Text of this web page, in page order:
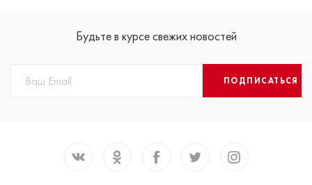
Будьте в курсе свежих новостей
ПОДПИСАТЬСЯ